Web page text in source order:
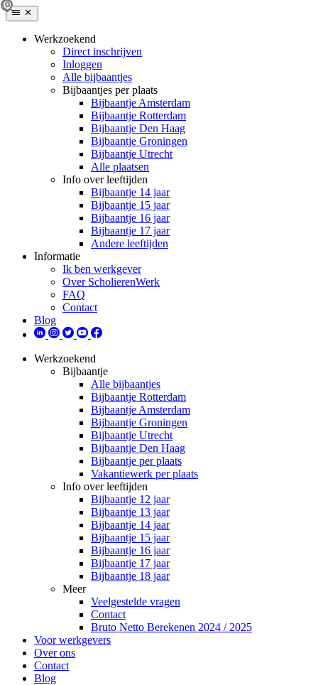
Werkzoekend
Direct inschrijven
Inloggen
Alle bijbaantjes
Bijbaantjes per plaats
Bijbaantje Amsterdam
Bijbaantje Rotterdam
Bijbaantje Den Haag
Bijbaantje Groningen
Bijbaantje Utrecht
Alle plaatsen
Info over leeftijden
Bijbaantje 14 jaar
Bijbaantje 15 jaar
Bijbaantje 16 jaar
Bijbaantje 17 jaar
Andere leeftijden
Informatie
Ik ben werkgever
Over ScholierenWerk
FAQ
Contact
Blog
Werkzoekend
Bijbaantje
Alle bijbaantjes
Bijbaantje Rotterdam
Bijbaantje Amsterdam
Bijbaantje Groningen
Bijbaantje Utrecht
Bijbaantje Den Haag
Bijbaantje per plaats
Vakantiewerk per plaats
Info over leeftijden
Bijbaantje 12 jaar
Bijbaantje 13 jaar
Bijbaantje 14 jaar
Bijbaantje 15 jaar
Bijbaantje 16 jaar
Bijbaantje 17 jaar
Bijbaantje 18 jaar
Meer
Veelgestelde vragen
Contact
Bruto Netto Berekenen 2024 / 2025
Voor werkgevers
Over ons
Contact
Blog